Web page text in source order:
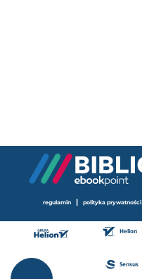
regulamin | polityka prywatności
Helion
Sensus